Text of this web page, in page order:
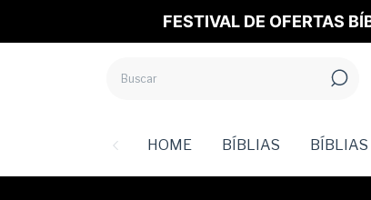
FESTIVAL DE OFERTAS
HOME BÍBLIAS BÍBLIAS